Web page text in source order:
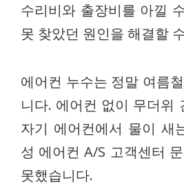
수리비와 출장비를 아낄
못 찾았던 원인을 해결할
에어컨 누수는 정말 여름
니다. 에어컨 없이 무더위
자기 에어컨에서 물이 새
성 에어컨 A/S 고객센터
못했습니다.